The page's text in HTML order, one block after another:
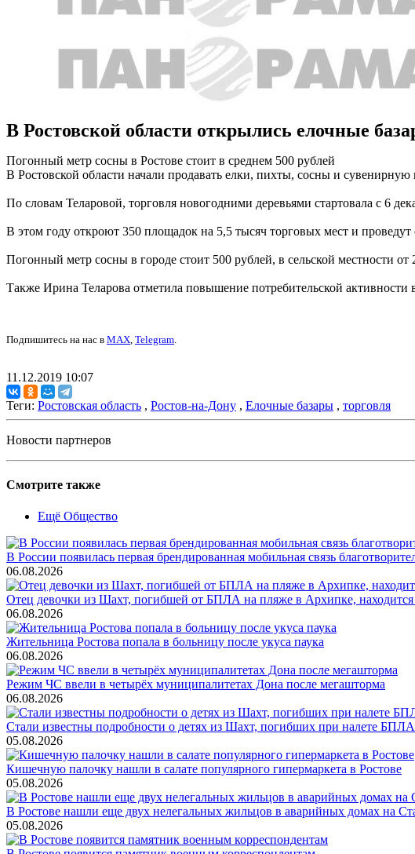
В Ростовской области открылись елочные
Погонный метр сосны в Ростове стоит в среднем 500 рублей
В Ростовской области начали продавать елки, пихты, сосны и
По словам Теларовой, торговля новогодними деревьями стартовала с 6
В этом году откроют 350 площадок на 5,5 тысяч торговых мест и
Погонный метр сосны в городе стоит 500 рублей, в сельской местности от
Также Ирина Теларова отметила повышение потребительской активности
Подпишитесь на нас в MAX, Telegram.
11.12.2019 10:07
Теги: Ростовская область , Ростов-на-Дону , Елочные базары , торговля
Новости партнеров
Смотрите также
Ещё Общество
В России появилась первая брендированная мобильная связь
06.08.2026
Отец девочки из Шахт, погибшей от БПЛА на пляже в Архипке, находится
06.08.2026
Жительница Ростова попала в больницу после укуса паука
06.08.2026
Режим ЧС ввели в четырёх муниципалитетах Дона после мегашторма
06.08.2026
Стали известны подробности о детях из Шахт, погибших при налете
05.08.2026
Кишечную палочку нашли в салате популярного гипермаркета в Ростове
05.08.2026
В Ростове нашли еще двух нелегальных жильцов в аварийных домах на
05.08.2026